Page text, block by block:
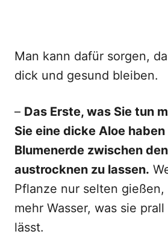
Man kann dafür sorgen,
dick und gesund bleiben.
– Das Erste, was Sie tun
Sie eine dicke Aloe
Blumenerde zwischen
austrocknen zu lassen.
Pflanze nur selten
mehr Wasser, was sie
lässt.